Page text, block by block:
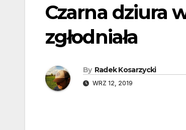
Czarna dziura
zgłodniała
By Radek Kosarzycki
WRZ 12, 2019